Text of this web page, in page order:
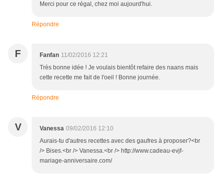
Merci pour ce régal, chez moi aujourd'hui.
Répondre
F Fanfan 11/02/2016 12:21
Très bonne idée ! Je voulais bientôt refaire des naans mais
cette recette me fait de l'oeil ! Bonne journée.
Répondre
V Vanessa 09/02/2016 12:10
Aurais-tu d'autres recettes avec des gaufres à proposer?<br
/> Bises.<br /> Vanessa.<br /> http://www.cadeau-evjf-
mariage-anniversaire.com/